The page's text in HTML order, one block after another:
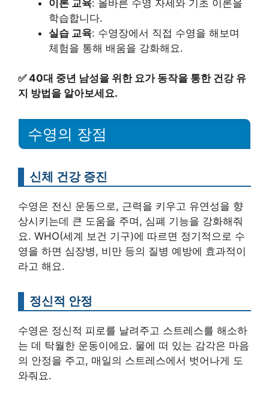
이론 교육: 올바른 수영 자세와 기초 이론을
학습합니다.
실습 교육: 수영장에서 직접 수영을 해보며
체험을 통해 배움을 강화해요.
✅40대 중년 남성을 위한 요가 동작을 통한 건강 유
지 방법을 알아보세요.
수영의 장점
신체 건강 증진
수영은 전신 운동으로, 근력을 키우고 유연성을 향
상시키는데 큰 도움을 주며, 심폐 기능을 강화해줘
요. WHO(세계 보건 기구)에 따르면 정기적으로 수
영을 하면 심장병, 비만 등의 질병 예방에 효과적이
라고 해요.
정신적 안정
수영은 정신적 피로를 날려주고 스트레스를 해소하
는 데 탁월한 운동이에요. 물에 떠 있는 감각은 마음
의 안정을 주고, 매일의 스트레스에서 벗어나게 도
와줘요.